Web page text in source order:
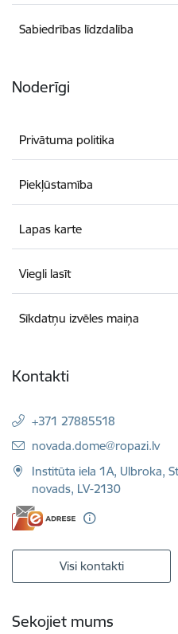
Sabiedrības līdzdalība
Noderīgi
Privātuma politika
Piekļūstamība
Lapas karte
Viegli lasīt
Sīkdatņu izvēles maiņa
Kontakti
+371 27885518
E-pasts:
novada.dome@ropazi.lv
Institūta iela 1A, Ulbroka,
novads, LV-2130
Visi kontakti
Sekojiet mums